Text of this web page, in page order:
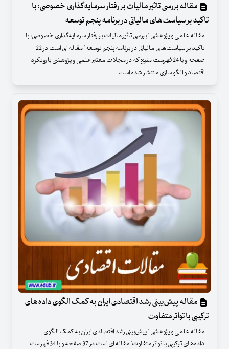
مقاله بررسی تاثیر مالیات بر رفتار سرمایه‌گذاری خصوصی: با
تاکید بر سیاست‌های مالیاتی در برنامه پنجم توسعه
مقاله علمی و پژوهشی " بررسی تاثیر مالیات بر رفتار سرمایه‌گذاری خصوصی: با
تاکید بر سیاست‌های مالیاتی در برنامه پنجم توسعه" مقاله ای است در 22
صفحه و با 24 فهرست منبع که در مجلات معتبر علمی و پژوهشی با رویکرد
اقتصاد و الگو سازی منتشر شده است
مقاله پیش‌بینی رشد اقتصادی ایران به کمک الگوی داده‌های
ترکیبی با تواتر متفاوت
مقاله علمی و پژوهشی " پیش‌بینی رشد اقتصادی ایران به کمک الگوی
داده‌های ترکیبی با تواتر متفاوت" مقاله ای است در 37 صفحه و با 34 فهرست